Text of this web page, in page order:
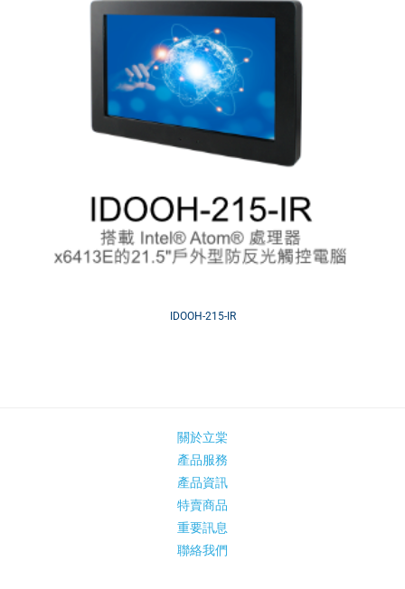
IDOOH-215-IR
關於立棠
產品服務
產品資訊
特賣商品
重要訊息
聯絡我們